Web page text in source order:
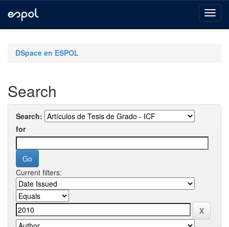
navigationDSpace en ESPOL
Search
Search:
for
Current filters: